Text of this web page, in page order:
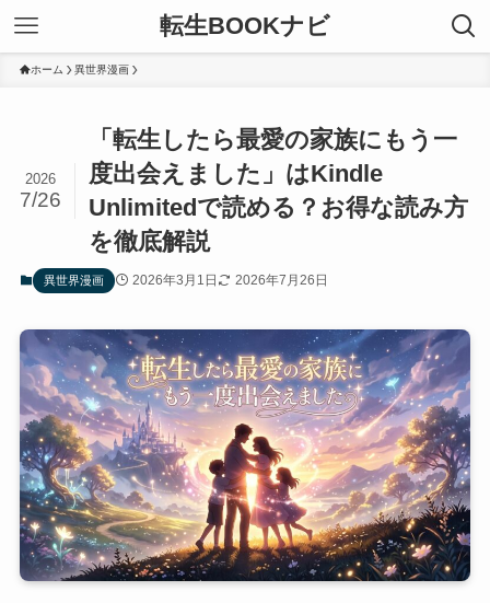
転生BOOKナビ
ホーム 異世界漫画
「転生したら最愛の家族にもう一
度出会えました」はKindle
Unlimitedで読める？お得な読み方
を徹底解説
2026
7/26
異世界漫画 2026年3月1日 2026年7月26日